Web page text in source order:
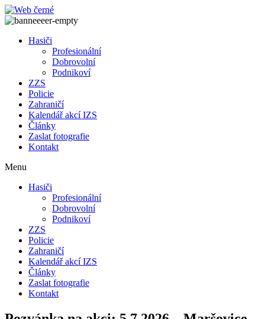
Přejít
k
Hasiči
Profesionální
Dobrovolní
Podnikoví
ZZS
Policie
Zahraničí
Kalendář akcí IZS
Články
Zaslat fotografie
Kontakt
Menu
Hasiči
Profesionální
Dobrovolní
Podnikoví
ZZS
Policie
Zahraničí
Kalendář akcí IZS
Články
Zaslat fotografie
Kontakt